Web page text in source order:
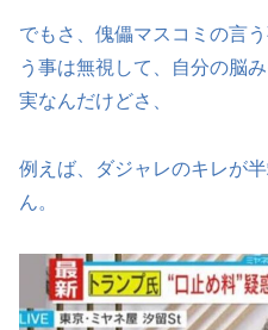
でもさ、傀儡マスコミの言
う事は無視して、自分の脳
実なんだけどさ、
例えば、ダジャレのキレが
ん。